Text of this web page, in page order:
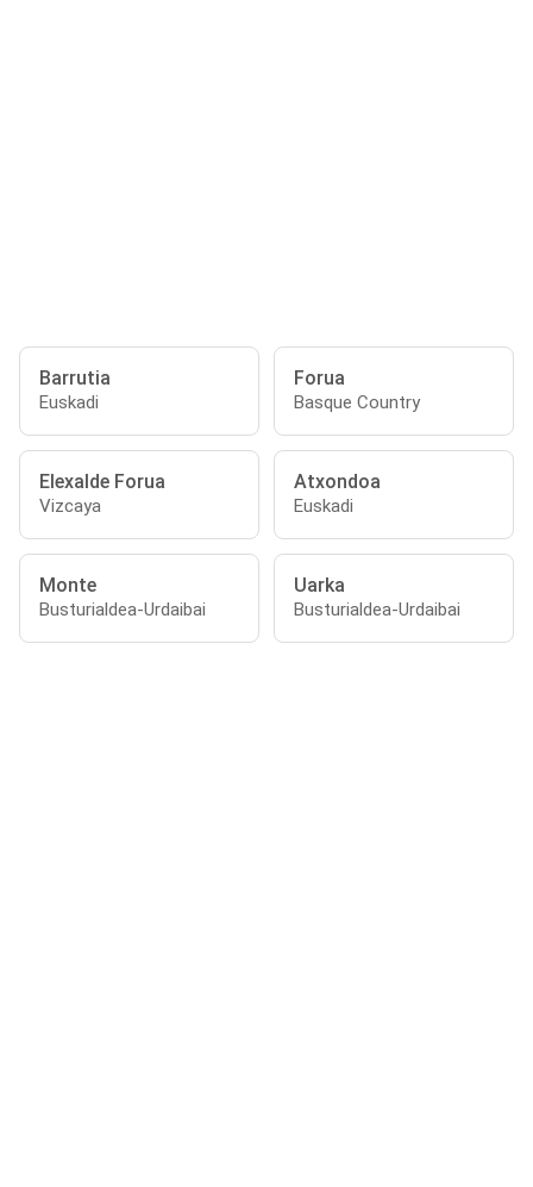
Barrutia
Euskadi
Forua
Basque Country
Elexalde Forua
Vizcaya
Atxondoa
Euskadi
Monte
Busturialdea-Urdaibai
Uarka
Busturialdea-Urdaibai